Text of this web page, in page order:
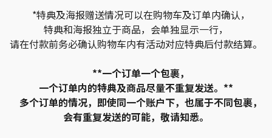
*特典及海报赠送情况可以在购物车及订单内确认，
特典和海报独立于商品，会单独显示一行，
请在付款前务必确认购物车内有活动对应特典后付款结算。
**一个订单一个包裹，
一个订单内的特典及商品尽量不重复发送。**
多个订单的情况，即使同一个账户下，也属于不同包裹，
会有重复发送的可能，敬请知悉。